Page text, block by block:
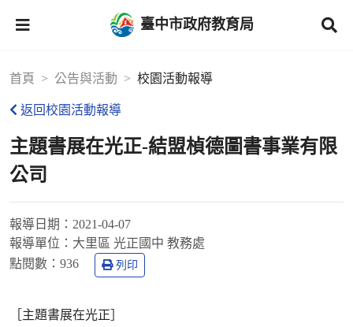
臺中市政府教育局
首頁 公告與活動 校園活動報導
返回校園活動報導
主題書展在光正-結盟楨德圖書事業有限
公司
報導日期： 2021-04-07
報導單位： 大里區 光正國中 教務處
點閱數： 936 列印
［主題書展在光正］